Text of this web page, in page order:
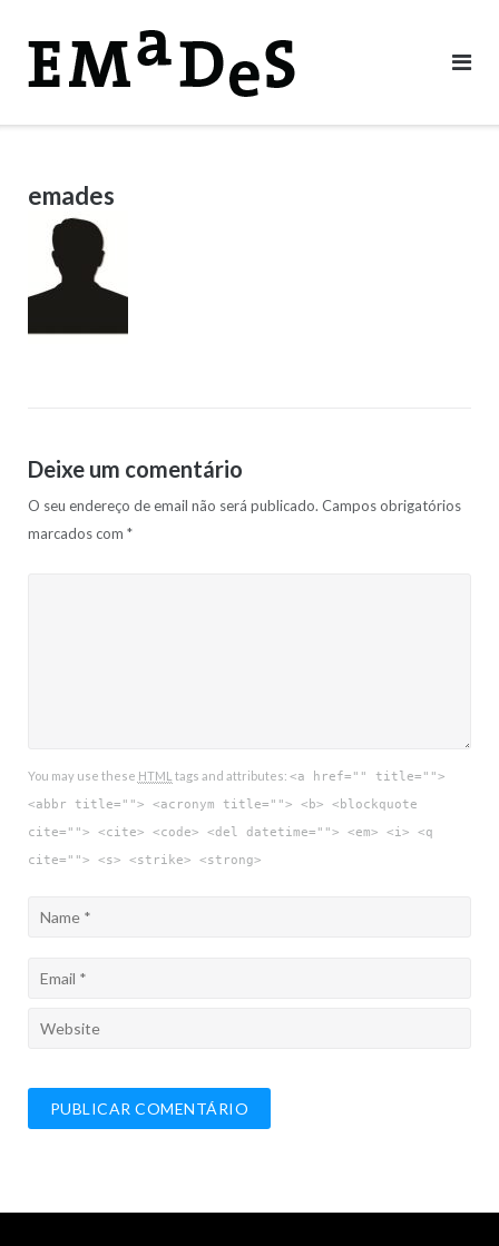
content
emades
Deixe um comentário
O seu endereço de email não será publicado. Campos obrigatórios
marcados com *
You may use these HTML tags and attributes: <a href="" title="">
<abbr title=""> <acronym title=""> <b> <blockquote
cite=""> <cite> <code> <del datetime=""> <em> <i> <q
cite=""> <s> <strike> <strong>